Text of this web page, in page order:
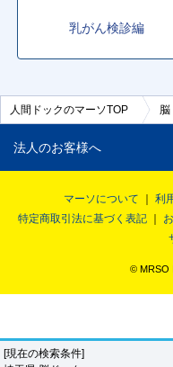
[現在の検索条件]
■東武小泉線
■西武池袋線
駅 小手指駅
入間市駅 所沢駅
所沢駅
乳がん検診編
人間ドックのマーソTOP 脳
法人のお客様へ
マーソについて 利
特定商取引法に基づく表記
© MRSO